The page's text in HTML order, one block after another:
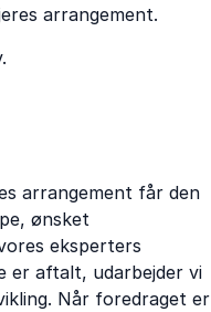
arrangement.
arrangement får den
ønsket
eksperters
er aftalt, udarbejder vi
Når foredraget er